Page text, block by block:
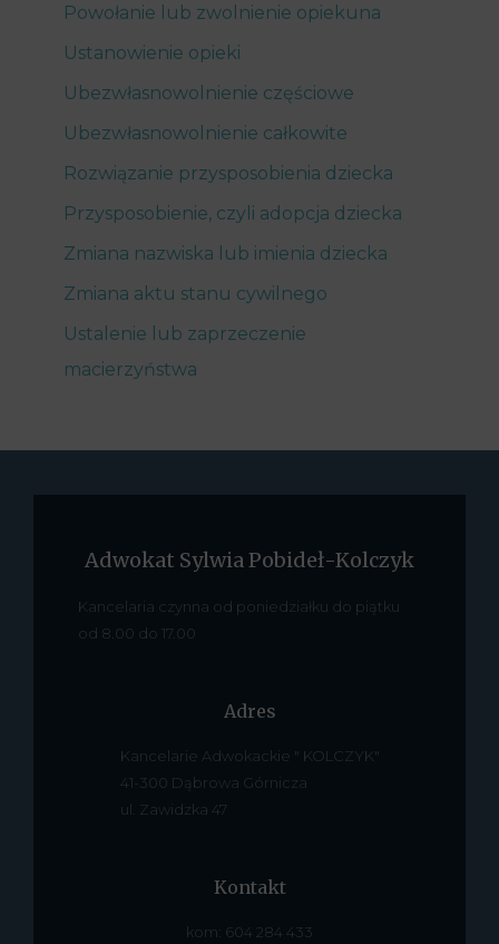
Powołanie lub zwolnienie opiekuna
Ustanowienie opieki
Ubezwłasnowolnienie częściowe
Ubezwłasnowolnienie całkowite
Rozwiązanie przysposobienia dziecka
Przysposobienie, czyli adopcja dziecka
Zmiana nazwiska lub imienia dziecka
Zmiana aktu stanu cywilnego
Ustalenie lub zaprzeczenie
macierzyństwa
Adwokat Sylwia Pobideł-Kolczyk
Kancelaria czynna od poniedziałku do piątku
od 8.00 do 17.00
Adres
Kancelarie Adwokackie " KOLCZYK"
41-300 Dąbrowa Górnicza
ul. Zawidzka 47
Kontakt
kom: 604 284 433